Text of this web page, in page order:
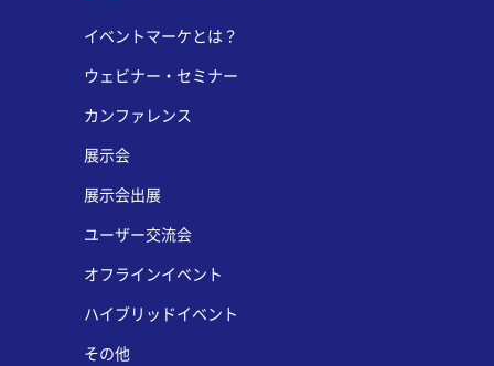
イベントマーケとは？
ウェビナー・セミナー
カンファレンス
展示会
展示会出展
ユーザー交流会
オフラインイベント
ハイブリッドイベント
その他